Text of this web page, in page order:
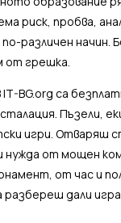
риск, пробва,
различен начин.
от грешка.
BG.org са
Пъзели,
игри. Отваряш
нужда от мощен
от час и
разбереш дали